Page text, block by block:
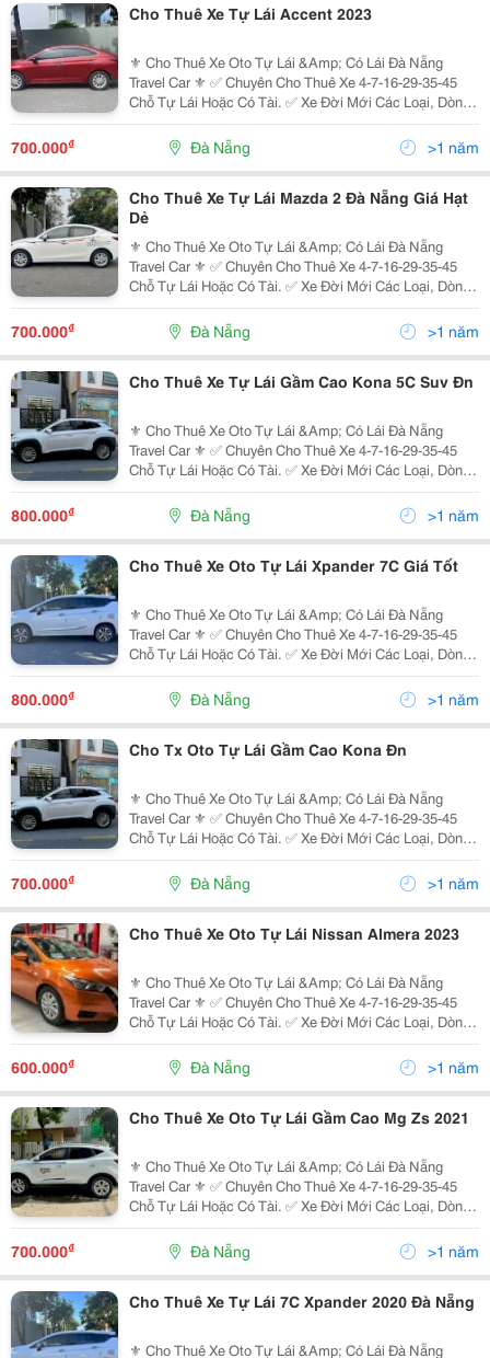
Cho Thuê Xe Tự Lái Accent 2023
⚜️ Cho Thuê Xe Oto Tự Lái &Amp; Có Lái Đà Nẵng
Travel Car ⚜️ ✅ Chuyên Cho Thuê Xe 4-7-16-29-35-45
Chỗ Tự Lái Hoặc Có Tài. ✅ Xe Đời Mới Các Loại, Dòng
Xe Chất Lượng Cao: ̂̃ : I10, Nissan Almera, Mazda 2 3 6,
Accent, Mazda Cx5, Kona, Sonet,...
700.000₫ Đà Nẵng >1 năm
Cho Thuê Xe Tự Lái Mazda 2 Đà Nẵng Giá Hạt
Dẻ
⚜️ Cho Thuê Xe Oto Tự Lái &Amp; Có Lái Đà Nẵng
Travel Car ⚜️ ✅ Chuyên Cho Thuê Xe 4-7-16-29-35-45
Chỗ Tự Lái Hoặc Có Tài. ✅ Xe Đời Mới Các Loại, Dòng
Xe Chất Lượng Cao: ̂̃ : I10, Nissan Almera, Mazda 2 3 6,
Accent, Mazda Cx5, Kona, Sonet,...
700.000₫ Đà Nẵng >1 năm
Cho Thuê Xe Tự Lái Gầm Cao Kona 5C Suv Đn
⚜️ Cho Thuê Xe Oto Tự Lái &Amp; Có Lái Đà Nẵng
Travel Car ⚜️ ✅ Chuyên Cho Thuê Xe 4-7-16-29-35-45
Chỗ Tự Lái Hoặc Có Tài. ✅ Xe Đời Mới Các Loại, Dòng
Xe Chất Lượng Cao: ̂̃ : I10, Nissan Almera, Mazda 2 3 6,
Accent, Mazda Cx5, Kona, Sonet,...
800.000₫ Đà Nẵng >1 năm
Cho Thuê Xe Oto Tự Lái Xpander 7C Giá Tốt
⚜️ Cho Thuê Xe Oto Tự Lái &Amp; Có Lái Đà Nẵng
Travel Car ⚜️ ✅ Chuyên Cho Thuê Xe 4-7-16-29-35-45
Chỗ Tự Lái Hoặc Có Tài. ✅ Xe Đời Mới Các Loại, Dòng
Xe Chất Lượng Cao: ̂̃ : I10, Nissan Almera, Mazda 2 3 6,
Accent, Mazda Cx5, Kona, Sonet,...
800.000₫ Đà Nẵng >1 năm
Cho Tx Oto Tự Lái Gầm Cao Kona Đn
⚜️ Cho Thuê Xe Oto Tự Lái &Amp; Có Lái Đà Nẵng
Travel Car ⚜️ ✅ Chuyên Cho Thuê Xe 4-7-16-29-35-45
Chỗ Tự Lái Hoặc Có Tài. ✅ Xe Đời Mới Các Loại, Dòng
Xe Chất Lượng Cao: ̂̃ : I10, Nissan Almera, Mazda 2 3 6,
Accent, Mazda Cx5, Kona, Sonet,...
700.000₫ Đà Nẵng >1 năm
Cho Thuê Xe Oto Tự Lái Nissan Almera 2023
⚜️ Cho Thuê Xe Oto Tự Lái &Amp; Có Lái Đà Nẵng
Travel Car ⚜️ ✅ Chuyên Cho Thuê Xe 4-7-16-29-35-45
Chỗ Tự Lái Hoặc Có Tài. ✅ Xe Đời Mới Các Loại, Dòng
Xe Chất Lượng Cao: ̂̃ : I10, Nissan Almera, Mazda 2 3 6,
Accent, Mazda Cx5, Kona, Sonet,...
600.000₫ Đà Nẵng >1 năm
Cho Thuê Xe Oto Tự Lái Gầm Cao Mg Zs 2021
⚜️ Cho Thuê Xe Oto Tự Lái &Amp; Có Lái Đà Nẵng
Travel Car ⚜️ ✅ Chuyên Cho Thuê Xe 4-7-16-29-35-45
Chỗ Tự Lái Hoặc Có Tài. ✅ Xe Đời Mới Các Loại, Dòng
Xe Chất Lượng Cao: ̂̃ : I10, Nissan Almera, Mazda 2 3 6,
Accent, Mazda Cx5, Kona, Sonet,...
700.000₫ Đà Nẵng >1 năm
Cho Thuê Xe Tự Lái 7C Xpander 2020 Đà Nẵng
⚜️ Cho Thuê Xe Oto Tự Lái &Amp; Có Lái Đà Nẵng